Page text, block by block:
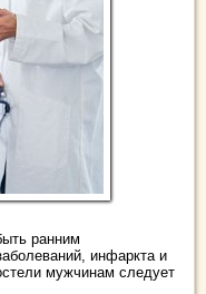
ранним
инфаркта и
мужчинам следует